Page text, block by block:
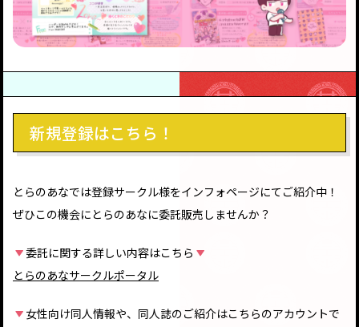
新規登録はこちら！
とらのあなでは登録サークル様をインフォページにてご紹介中！
ぜひこの機会にとらのあなに委託販売しませんか？
委託に関する詳しい内容はこちら
とらのあなサークルポータル
女性向け同人情報や、同人誌のご紹介はこちらのアカウントで